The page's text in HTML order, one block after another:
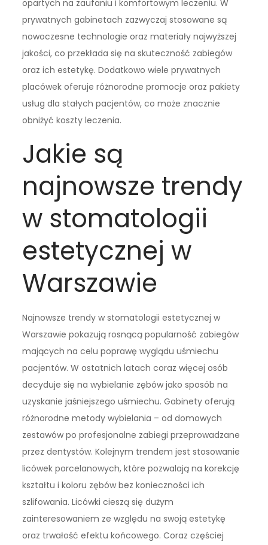
opartych na zaufaniu i komfortowym leczeniu. W
prywatnych gabinetach zazwyczaj stosowane są
nowoczesne technologie oraz materiały najwyższej
jakości, co przekłada się na skuteczność zabiegów
oraz ich estetykę. Dodatkowo wiele prywatnych
placówek oferuje różnorodne promocje oraz pakiety
usług dla stałych pacjentów, co może znacznie
obniżyć koszty leczenia.
Jakie są
najnowsze trendy
w stomatologii
estetycznej w
Warszawie
Najnowsze trendy w stomatologii estetycznej w
Warszawie pokazują rosnącą popularność zabiegów
mających na celu poprawę wyglądu uśmiechu
pacjentów. W ostatnich latach coraz więcej osób
decyduje się na wybielanie zębów jako sposób na
uzyskanie jaśniejszego uśmiechu. Gabinety oferują
różnorodne metody wybielania – od domowych
zestawów po profesjonalne zabiegi przeprowadzane
przez dentystów. Kolejnym trendem jest stosowanie
licówek porcelanowych, które pozwalają na korekcję
kształtu i koloru zębów bez konieczności ich
szlifowania. Licówki cieszą się dużym
zainteresowaniem ze względu na swoją estetykę
oraz trwałość efektu końcowego. Coraz częściej